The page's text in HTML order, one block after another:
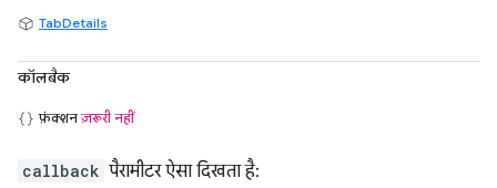
TabDetails
कॉलबैक
फ़ंक्शनज़रूरी नहीं
callback पैरामीटर ऐसा दिखता है: